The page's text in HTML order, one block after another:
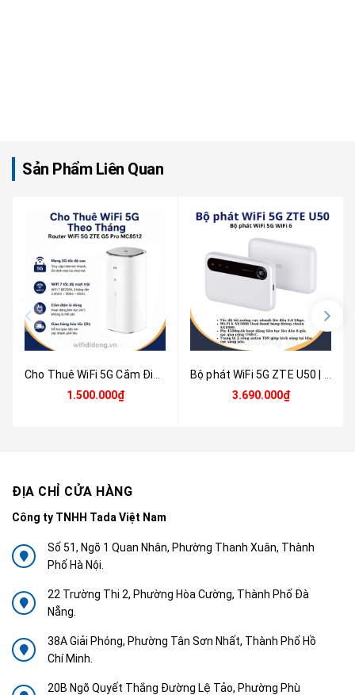
Sản Phẩm Liên Quan
1.500.000₫
3.690.000₫
ĐỊA CHỈ CỬA HÀNG
Công ty TNHH Tada Việt Nam
Số 51, Ngõ 1 Quan Nhân, Phường Thanh Xuân, Thành
Phố Hà Nội.
22 Trường Thi 2, Phường Hòa Cường, Thành Phố Đà
Nẵng.
38A Giải Phóng, Phường Tân Sơn Nhất, Thành Phố Hồ
Chí Minh.
20B Ngõ Quyết Thắng Đường Lệ Tảo, Phường Phù